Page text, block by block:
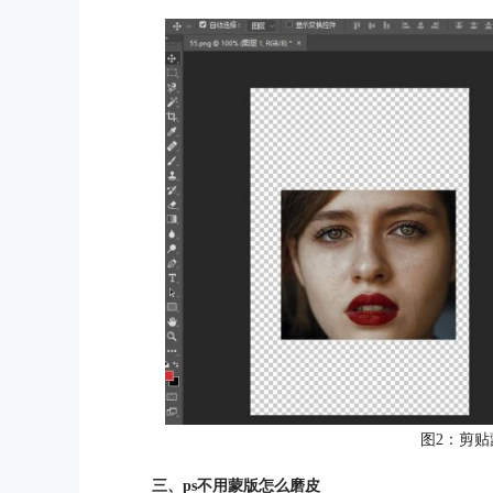
图2：剪
三、ps不用蒙版怎么磨皮